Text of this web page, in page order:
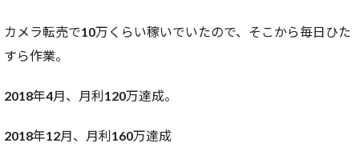
カメラ転売で10万くらい稼いでいたので、そこから毎日ひた
すら作業。
2018年4月、月利120万達成。
2018年12月、月利160万達成